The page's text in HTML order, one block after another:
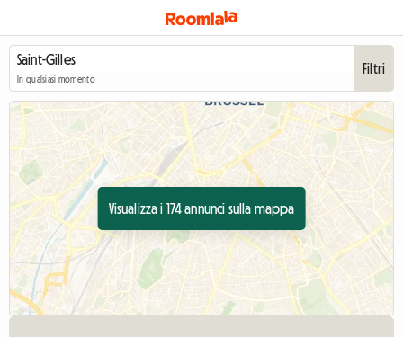
In qualsiasi momento
Filtri
Visualizza i 174 annunci sulla mappa